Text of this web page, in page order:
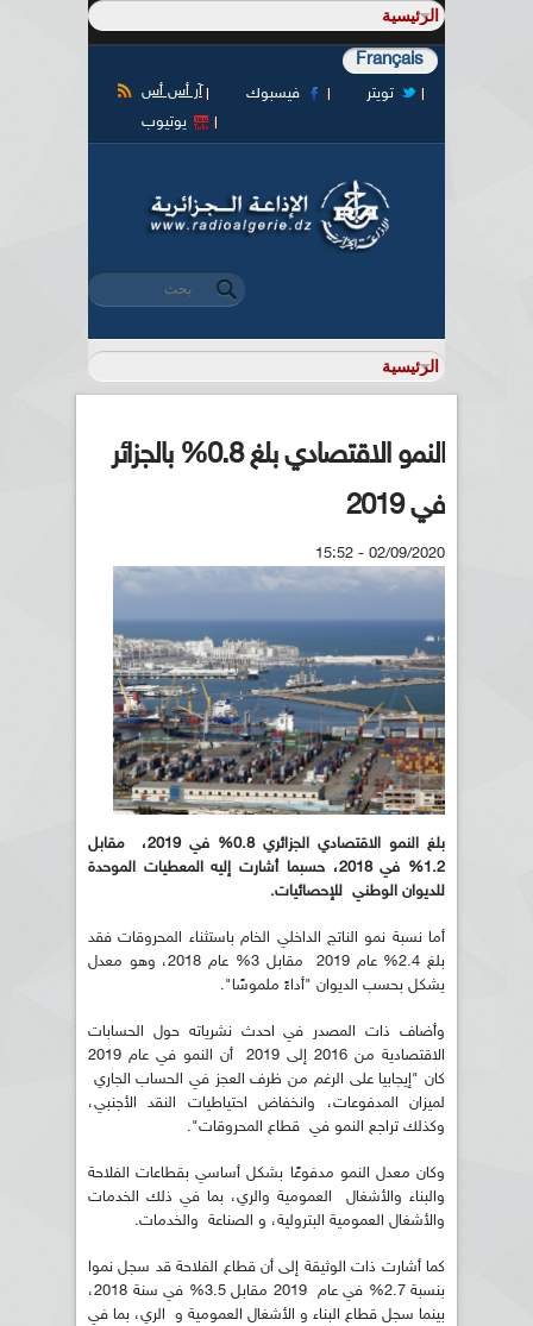
Français
آر أس أس فيسبوك
تويتر
يوتيوب
استمارة البحث
‏بحث ‏
النمو الاقتصادي بلغ 0.8% بالجزائر
في 2019
02/09/2020 - 15:52
بلغ النمو الاقتصادي الجزائري 0.8% في 2019، مقابل
1.2% في 2018، حسبما أشارت إليه المعطيات الموحدة
للديوان الوطني للإحصائيات.
أما نسبة نمو الناتج الداخلي الخام باستثناء المحروقات فقد
بلغ 2.4% عام 2019 مقابل 3% عام 2018، وهو معدل
يشكل بحسب الديوان "أداءً ملموسًا".
وأضاف ذات المصدر في احدث نشرياته حول الحسابات
الاقتصادية من 2016 إلى 2019 أن النمو في عام 2019
كان "إيجابيا على الرغم من ظرف العجز في الحساب الجاري
لميزان المدفوعات، وانخفاض احتياطيات النقد الأجنبي،
وكذلك تراجع النمو في قطاع المحروقات".
وكان معدل النمو مدفوعًا بشكل أساسي بقطاعات الفلاحة
والبناء والأشغال العمومية والري، بما في ذلك الخدمات
والأشغال العمومية البترولية، و الصناعة والخدمات.
كما أشارت ذات الوثيقة إلى أن قطاع الفلاحة قد سجل نموا
بنسبة 2.7% في عام 2019 مقابل 3.5% في سنة 2018،
بينما سجل قطاع البناء و الأشغال العمومية و الري، بما في